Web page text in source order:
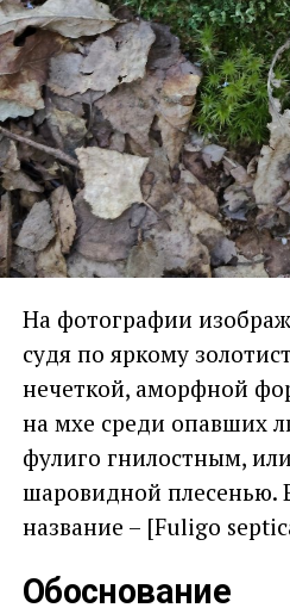
На фотографии
судя по яркому
нечеткой, аморфной
на мхе среди опавших
фулиго гнилостным,
шаровидной плесенью.
название – [Fuligo
Обоснование